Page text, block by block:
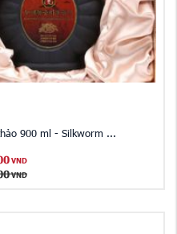
900 ml - Silkworm ...
VND
VND